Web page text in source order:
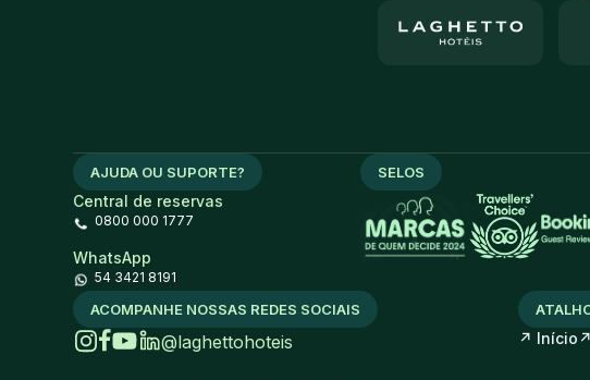
AJUDA OU SUPORTE?
Central de reservas
0800 000 1777
WhatsApp
54 3421 8191
SELOS
ACOMPANHE NOSSAS REDES SOCIAIS
@laghettohoteis ↗ Início ↗